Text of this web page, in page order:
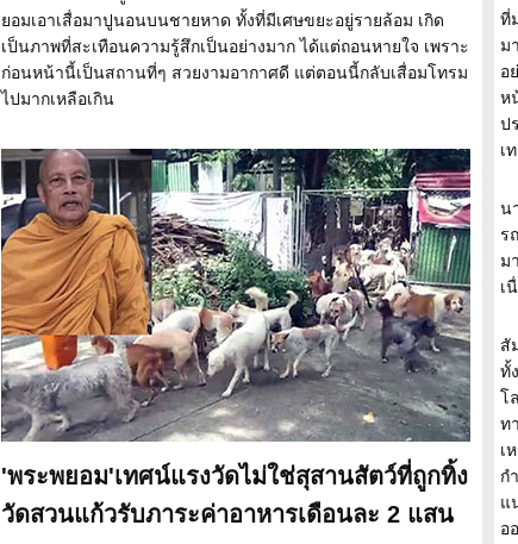
ยอมเอาเสื่อมาปูนอนบนชายหาด ทั้งที่มีเศษขยะอยู่รายล้อม เกิด
เป็นภาพที่สะเทือนความรู้สึกเป็นอย่างมาก ได้แต่ถอนหายใจ เพราะ
ก่อนหน้านี้เป็นสถานที่ๆ สวยงามอากาศดี แต่ตอนนี้กลับเสื่อมโทรม
ไปมากเหลือเกิน
'พระพยอม'เทศน์แรงวัดไม่ใช่สุสานสัตว์ที่ถูกทิ้ง
วัดสวนแก้วรับภาระค่าอาหารเดือนละ 2 แสน
ที่
ม
อ
ห
ป
เ
น
ร
ม
เ
สั
ทั้
โ
ท
เ
ก
แ
อ